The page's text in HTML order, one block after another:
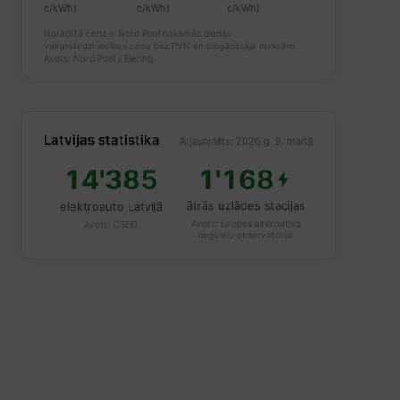
c/kWh)
c/kWh)
c/kWh)
Norādītā cena ir Nord Pool nākamās dienas
vairumtirdzniecības cena bez PVN un piegādātāja maksām.
Avots: Nord Pool / Elering
Latvijas statistika Atjaunināts: 2026.g. 9. martā
14'385
elektroauto Latvijā
Avots: CSDD
1'168
ātrās uzlādes stacijas
Avots: Eiropas alternatīvo
degvielu observatorija